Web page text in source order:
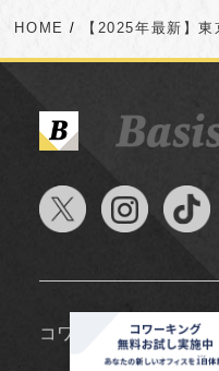
HOME 【2025年最新】
コワーキングスペース